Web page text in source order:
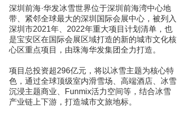
深圳前海·华发冰雪世界位于深圳前海湾中心地
带、紧邻全球最大的深圳国际会展中心，被列入
深圳市2021年、2022年重大项目计划清单，也
是宝安区在国际会展区域打造的新的城市文化核
心区重点项目，由珠海华发集团全力打造。
项目总投资超296亿元，将以冰雪主题为核心特
色，通过全球顶级室内滑雪场、高端酒店、冰雪
沉浸主题商业、Funmix活力空间等，结合冰雪
产业链上下游，打造城市文旅地标。